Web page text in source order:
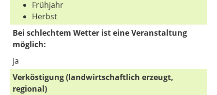
Frühjahr
Herbst
Bei schlechtem Wetter ist eine Veranstaltung
möglich:
ja
Verköstigung (landwirtschaftlich erzeugt,
regional)